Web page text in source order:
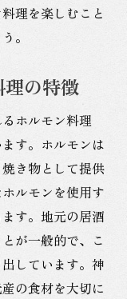
理を楽しむこと
。
の特徴
ホルモン料理
す。ホルモンは
き物として提供
ルモンを使用す
す。地元の居酒
が一般的で、こ
しています。神
の食材を大切に